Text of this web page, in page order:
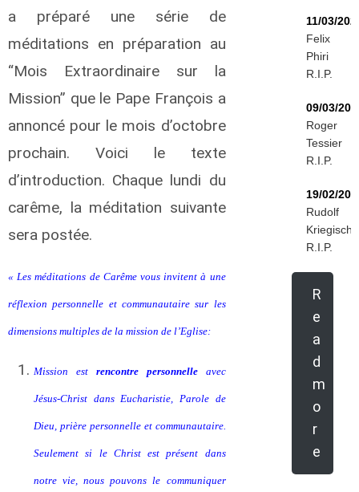
a préparé une série de
méditations en préparation au
“Mois Extraordinaire sur la
Mission” que le Pape François a
annoncé pour le mois d’octobre
prochain. Voici le texte
d’introduction. Chaque lundi du
carême, la méditation suivante
sera postée.
« Les méditations de Carême vous invitent à une
réflexionpersonnelle et communautaire sur les
dimensions multiples de la mission de l’Eglise:
Mission est rencontre personnelleavec
Jésus-Christ dans Eucharistie, Parole de
Dieu, prière personnelle et communautaire.
Seulement si le Christ est présent dans
notre vie, nous pouvons le communiquer
11/03/
Felix
Phiri
R.I.P.
09/03/
Roger
Tessier
R.I.P.
19/02/
Rudolf
Kriegisch
R.I.P.
R
e
a
d
m
o
r
e